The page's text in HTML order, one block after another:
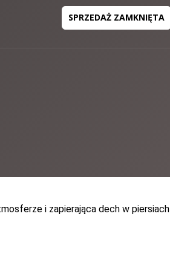
SPRZEDAŻ ZAMKNIĘTA
i zapierająca dech w piersiach